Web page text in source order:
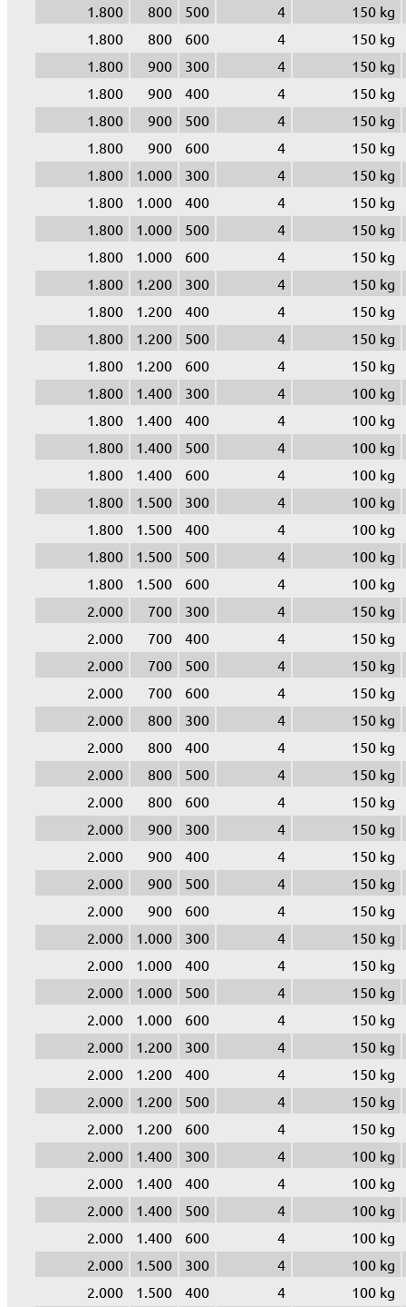
1.800 800 500 4
150 kg
1.800
800 600 4
150 kg
1.800
900 300 4
150 kg
1.800
900 400 4
150 kg
1.800
900 500 4
150 kg
1.800
900 600 4
150 kg
1.800
1.000 300 4
150 kg
1.800
1.000 400 4
150 kg
1.800
1.000 500 4
150 kg
1.800
1.000 600 4
150 kg
1.800
1.200 300 4
150 kg
1.800
1.200 400 4
150 kg
1.800
1.200 500 4
150 kg
1.800
1.200 600 4
150 kg
1.800
1.400 300 4
100 kg
1.800
1.400 400 4
100 kg
1.800
1.400 500 4
100 kg
1.800
1.400 600 4
100 kg
1.800
1.500 300 4
100 kg
1.800
1.500 400 4
100 kg
1.800
1.500 500 4
100 kg
1.800
1.500 600 4
100 kg
2.000
700 300 4
150 kg
2.000
700 400 4
150 kg
2.000
700 500 4
150 kg
2.000
700 600 4
150 kg
2.000
800 300 4
150 kg
2.000
800 400 4
150 kg
2.000
800 500 4
150 kg
2.000
800 600 4
150 kg
2.000
900 300 4
150 kg
2.000
900 400 4
150 kg
2.000
900 500 4
150 kg
2.000
900 600 4
150 kg
2.000
1.000 300 4
150 kg
2.000
1.000 400 4
150 kg
2.000
1.000 500 4
150 kg
2.000
1.000 600 4
150 kg
2.000
1.200 300 4
150 kg
2.000
1.200 400 4
150 kg
2.000
1.200 500 4
150 kg
2.000
1.200 600 4
150 kg
2.000
1.400 300 4
100 kg
2.000
1.400 400 4
100 kg
2.000
1.400 500 4
100 kg
2.000
1.400 600 4
100 kg
2.000
1.500 300 4
100 kg
2.000
1.500 400 4
100 kg